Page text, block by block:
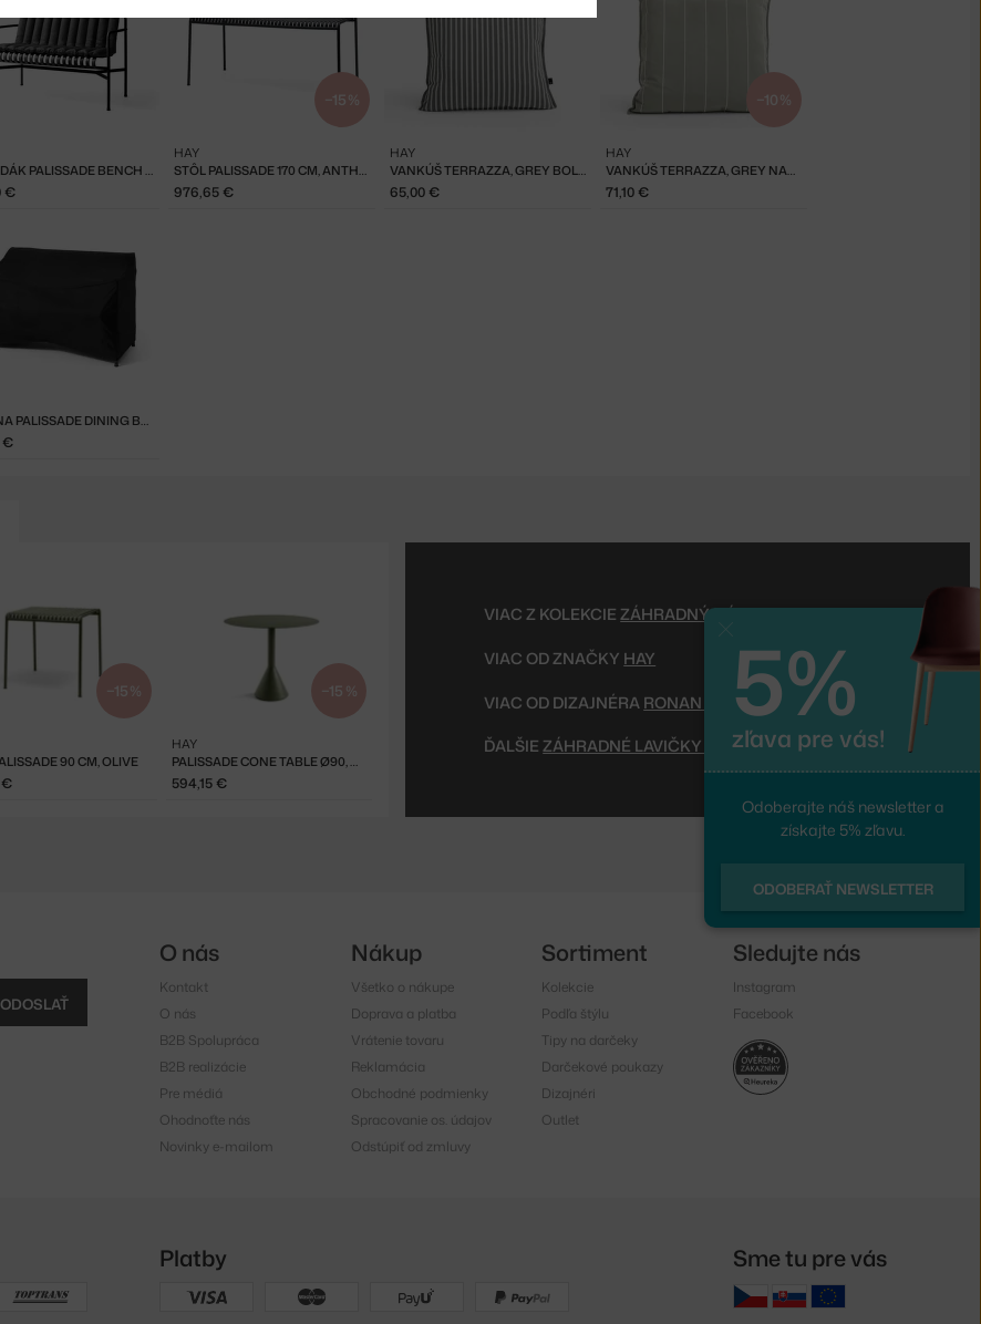
PODSEDÁK PALISSADE BENCH QUILTED, ANTHRACITE
€
−15 %
STÔL PALISSADE 170 CM, ANTHRACITE
HAY
976,65 €
VANKÚŠ TERRAZZA, GREY BOLD STRIPE
HAY
65,00 €
−10 %
VANKÚŠ TERRAZZA, GREY NARROW STRIPE
HAY
71,10 €
OBAL NA PALISSADE DINING BENCH S PODRÚČKAMI
€
−15 %
90 CM, OLIVE
€
−15 %
PALISSADE CONE TABLE Ø90, OLIVE
HAY
594,15 €
VIAC Z KOLEKCIEZÁHRADNÝ NÁBYTOK PALISSADE
VIAC OD ZNAČKY HAY
VIAC OD DIZAJNÉRA RONAN & ERWAN BOUROULLEC
ĎALŠIEZÁHRADNÉ LAVIČKY A STOLIČKY
5%
zľava pre vás!
Odoberajte náš newsletter a
získajte 5% zľavu.
ODOBERAŤ NEWSLETTER
ODOSLAŤ
O nás
Kontakt
O nás
B2B Spolupráca
B2B realizácie
Pre médiá
Ohodnoťte nás
Novinky e-mailom
Nákup
Všetko o nákupe
Doprava a platba
Vrátenie tovaru
Reklamácia
Obchodné podmienky
Spracovanie os. údajov
Odstúpiť od zmluvy
Sortiment
Kolekcie
Podľa štýlu
Tipy na darčeky
Darčekové poukazy
Dizajnéri
Outlet
Sledujte nás
Instagram
Facebook
Platby Sme tu pre vás